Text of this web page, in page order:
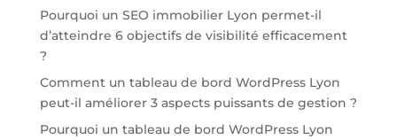
Pourquoi un SEO immobilier Lyon permet-il
d’atteindre 6 objectifs de visibilité efficacement
?
Comment un tableau de bord WordPress Lyon
peut-il améliorer 3 aspects puissants de gestion ?
Pourquoi un tableau de bord WordPress Lyon